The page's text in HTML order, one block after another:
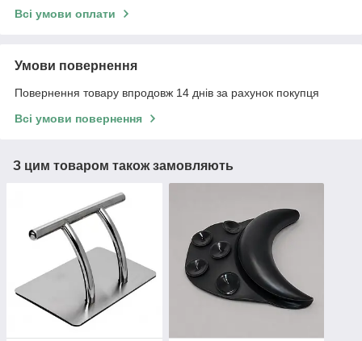
Всі умови оплати
Умови повернення
Повернення товару впродовж 14 днів за рахунок покупця
Всі умови повернення
З цим товаром також замовляють